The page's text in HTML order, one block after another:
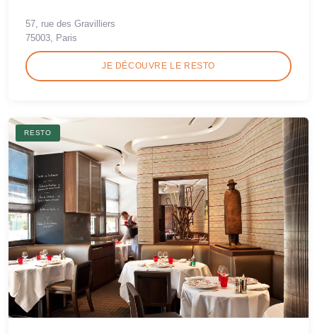
57, rue des Gravilliers
75003, Paris
JE DÉCOUVRE LE RESTO
RESTO